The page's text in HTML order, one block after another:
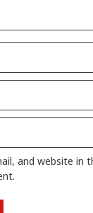
and website in